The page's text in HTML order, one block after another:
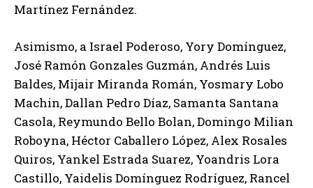
Martínez Fernández.
Asimismo, a Israel Poderoso, Yory Domínguez,
José Ramón Gonzales Guzmán, Andrés Luis
Baldes, Mijair Miranda Román, Yosmary Lobo
Machin, Dallan Pedro Díaz, Samanta Santana
Casola, Reymundo Bello Bolan, Domingo Milian
Roboyna, Héctor Caballero López, Alex Rosales
Quiros, Yankel Estrada Suarez, Yoandris Lora
Castillo, Yaidelis Domínguez Rodríguez, Rancel